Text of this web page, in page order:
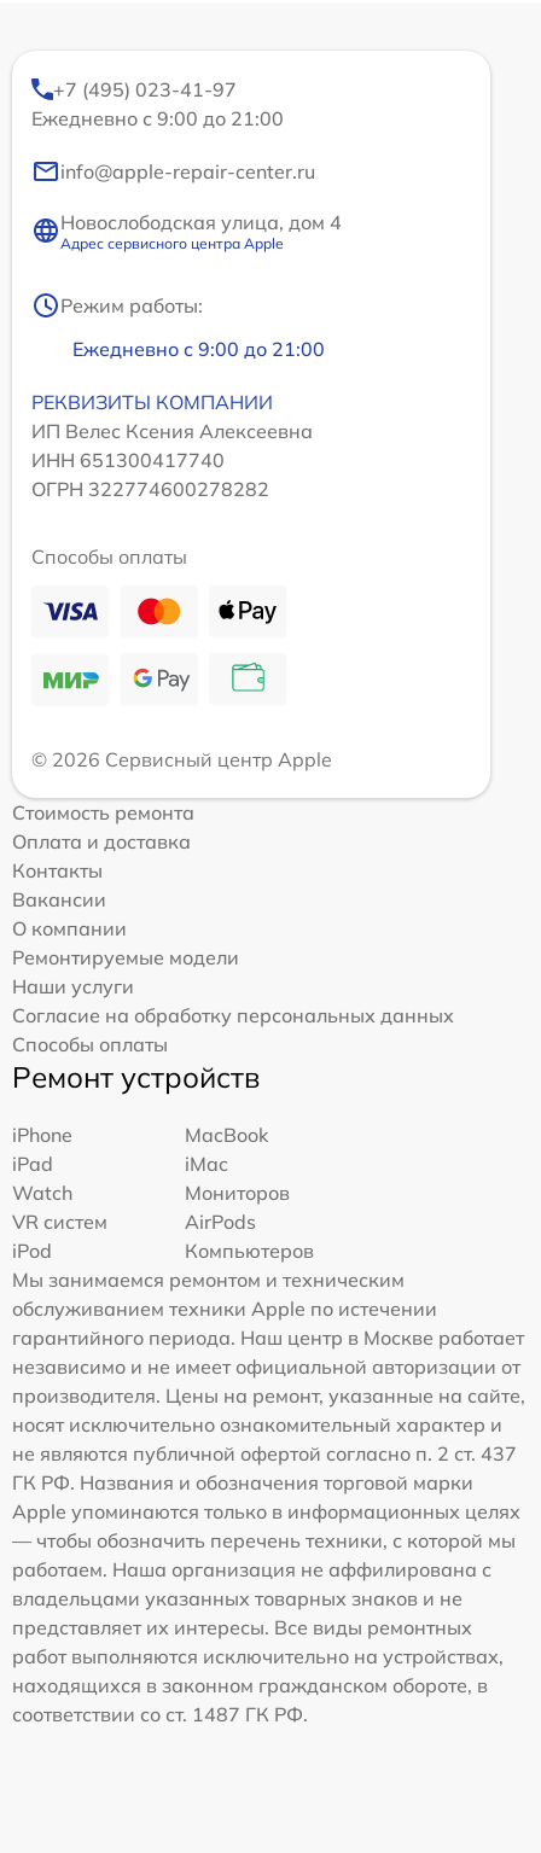
+7 (495) 023-41-97
Ежедневно с 9:00 до 21:00
info@apple-repair-center.ru
Новослободская улица, дом 4
Адрес сервисного центра Apple
Режим работы:
Ежедневно с 9:00 до 21:00
РЕКВИЗИТЫ КОМПАНИИ
ИП Велес Ксения Алексеевна
ИНН 651300417740
ОГРН 322774600278282
Способы оплаты
© 2026 Сервисный центр Apple
Стоимость ремонта
Оплата и доставка
Контакты
Вакансии
О компании
Ремонтируемые модели
Наши услуги
Согласие на обработку персональных данных
Способы оплаты
Ремонт устройств
iPhone
MacBook
iPad
iMac
Watch
Мониторов
VR систем
AirPods
iPod
Компьютеров
Мы занимаемся ремонтом и техническим
обслуживанием техники Apple по истечении
гарантийного периода. Наш центр в Москве работает
независимо и не имеет официальной авторизации от
производителя. Цены на ремонт, указанные на сайте,
носят исключительно ознакомительный характер и
не являются публичной офертой согласно п. 2 ст. 437
ГК РФ. Названия и обозначения торговой марки
Apple упоминаются только в информационных целях
— чтобы обозначить перечень техники, с которой мы
работаем. Наша организация не аффилирована с
владельцами указанных товарных знаков и не
представляет их интересы. Все виды ремонтных
работ выполняются исключительно на устройствах,
находящихся в законном гражданском обороте, в
соответствии со ст. 1487 ГК РФ.